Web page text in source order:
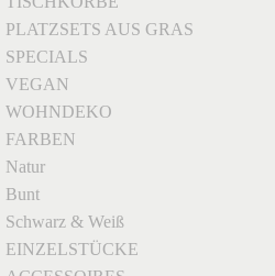
PLATZSETS AUS GRAS
SPECIALS
VEGAN
WOHNDEKO
FARBEN
Natur
Bunt
Schwarz & Weiß
EINZELSTÜCKE